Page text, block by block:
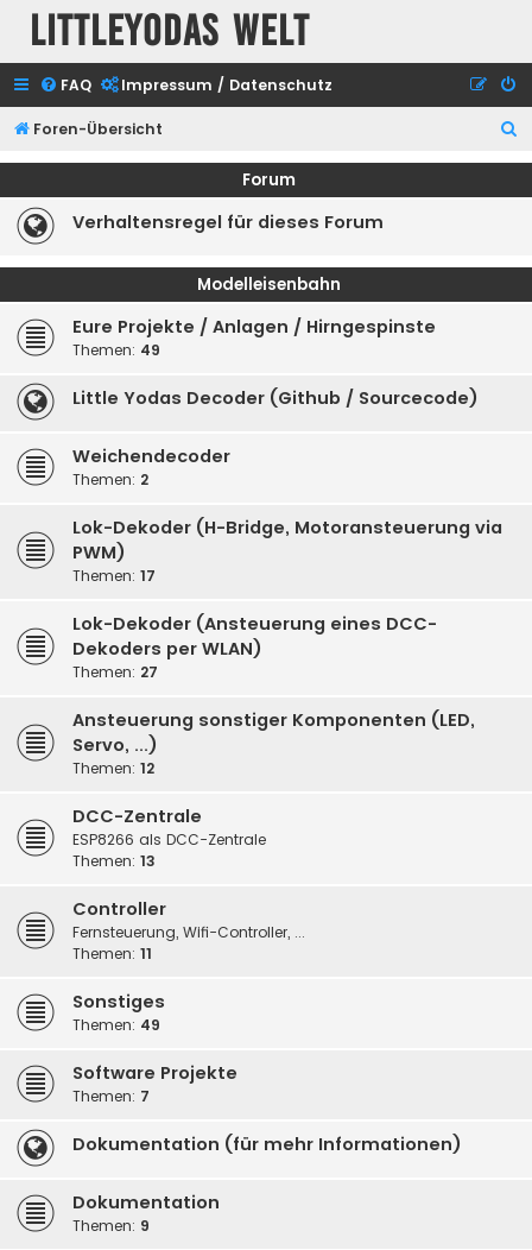
Littleyodas Welt
FAQ Impressum / Datenschutz
Foren-Übersicht
u
Forum
Verhaltensregel für dieses Forum
Modelleisenbahn
Eure Projekte / Anlagen / Hirngespinste
Themen: 49
Little Yodas Decoder (Github / Sourcecode)
Weichendecoder
Themen: 2
Lok-Dekoder (H-Bridge, Motoransteuerung via
PWM)
Themen: 17
Lok-Dekoder (Ansteuerung eines DCC-
Dekoders per WLAN)
Themen: 27
Ansteuerung sonstiger Komponenten (LED,
Servo, ...)
Themen: 12
DCC-Zentrale
ESP8266 als DCC-Zentrale
Themen: 13
Controller
Fernsteuerung, Wifi-Controller, ...
Themen: 11
Sonstiges
Themen: 49
Software Projekte
Themen: 7
Dokumentation (für mehr Informationen)
Dokumentation
Themen: 9